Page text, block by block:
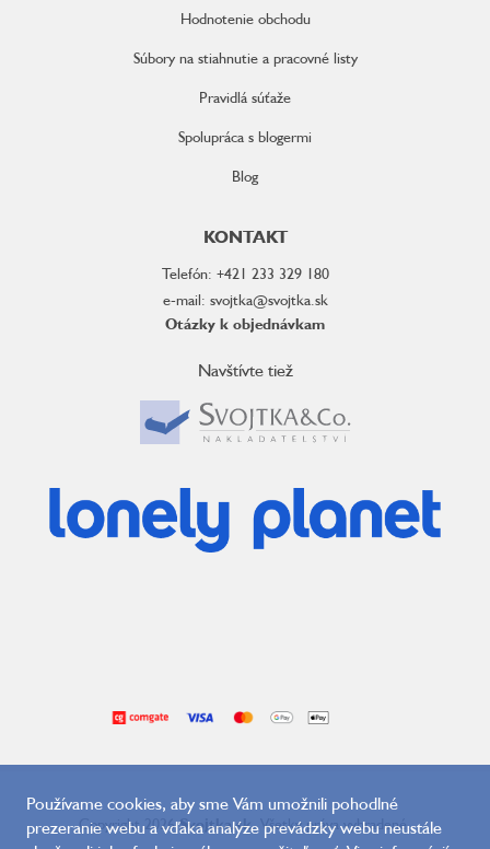
Používame cookies, aby sme Vám umožnili pohodlné
prezeranie webu a vďaka analýze prevádzky webu neustále
Hodnotenie obchodu
Súbory na stiahnutie a pracovné listy
Pravidlá súťaže
Spolupráca s blogermi
Blog
KONTAKT
Telefón: +421 233 329 180
e-mail: svojtka@svojtka.sk
Otázky k objednávkam
Navštívte tiež
Copyright 2026Svojtka.sk. Všetky práva vyhradené.